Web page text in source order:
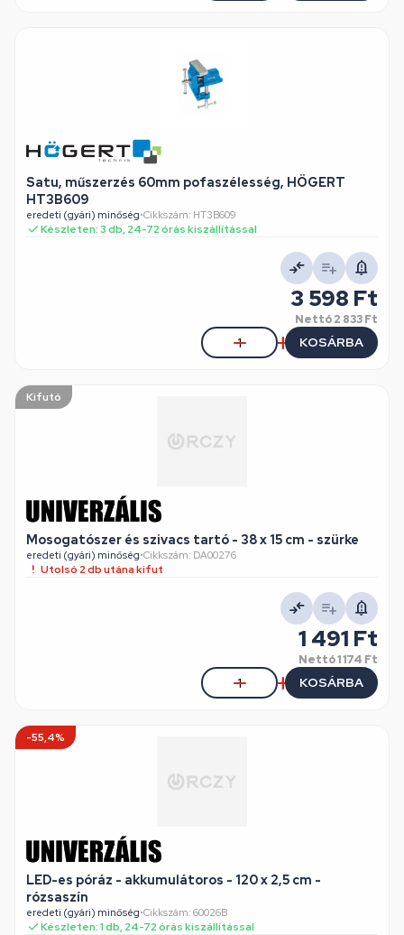
Satu, műszerzés 60mm pofaszélesség, HÖGERT
HT3B609
eredeti (gyári) minőség•Cikkszám: HT3B609
Készleten: 3 db, 24-72 órás kiszállítással
3 598 Ft
Nettó2 833 Ft
KOSÁRBA
Kifutó
Mosogatószer és szivacs tartó - 38 x 15 cm - szürke
eredeti (gyári) minőség•Cikkszám: DA00276
Utolsó 2 db utána kifut
1 491 Ft
Nettó1 174 Ft
KOSÁRBA
-55,4%
LED-es póráz - akkumulátoros - 120 x 2,5 cm -
rózsaszín
eredeti (gyári) minőség•Cikkszám: 60026B
Készleten: 1 db, 24-72 órás kiszállítással